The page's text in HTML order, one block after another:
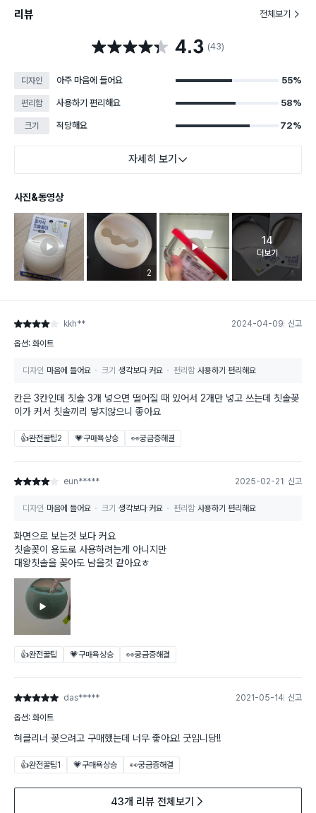
리뷰 전체보기
별점 4.3점 4.3 (43)
디자인 아주 마음에 들어요 55%
편리함 사용하기 편리해요 58%
크기 적당해요 72%
자세히 보기
사진&동영상
리뷰 이미지 등록 개수
2
고객 리뷰
14
더보기
별점 4점 kkh** 2024-04-09 신고
옵션: 화이트
디자인 마음에 들어요 크기 생각보다 커요 편리함 사용하기 편리해요
칸은 3칸인데 칫솔 3개 넣으면 떨어질 때 있어서 2개만 넣고 쓰는데 칫솔꽂
이가 커서 칫솔끼리 닿지않으니 좋아요
👍완전꿀팁2 💗구매욕상승 👀궁금증해결
별점 4점 eun***** 2025-02-21 신고
디자인 마음에 들어요 크기 생각보다 커요 편리함 사용하기 편리해요
화면으로 보는것 보다 커요
칫솔꽂이 용도로 사용하려는게 아니지만
대왕칫솔을 꽂아도 남을것 같아요ㅎ
👍완전꿀팁 💗구매욕상승 👀궁금증해결
별점 5점 das***** 2021-05-14 신고
옵션: 화이트
혀클리너 꽂으려고 구매했는데 너무 좋아요! 굿입니당!!
👍완전꿀팁1 💗구매욕상승 👀궁금증해결
43개 리뷰 전체보기